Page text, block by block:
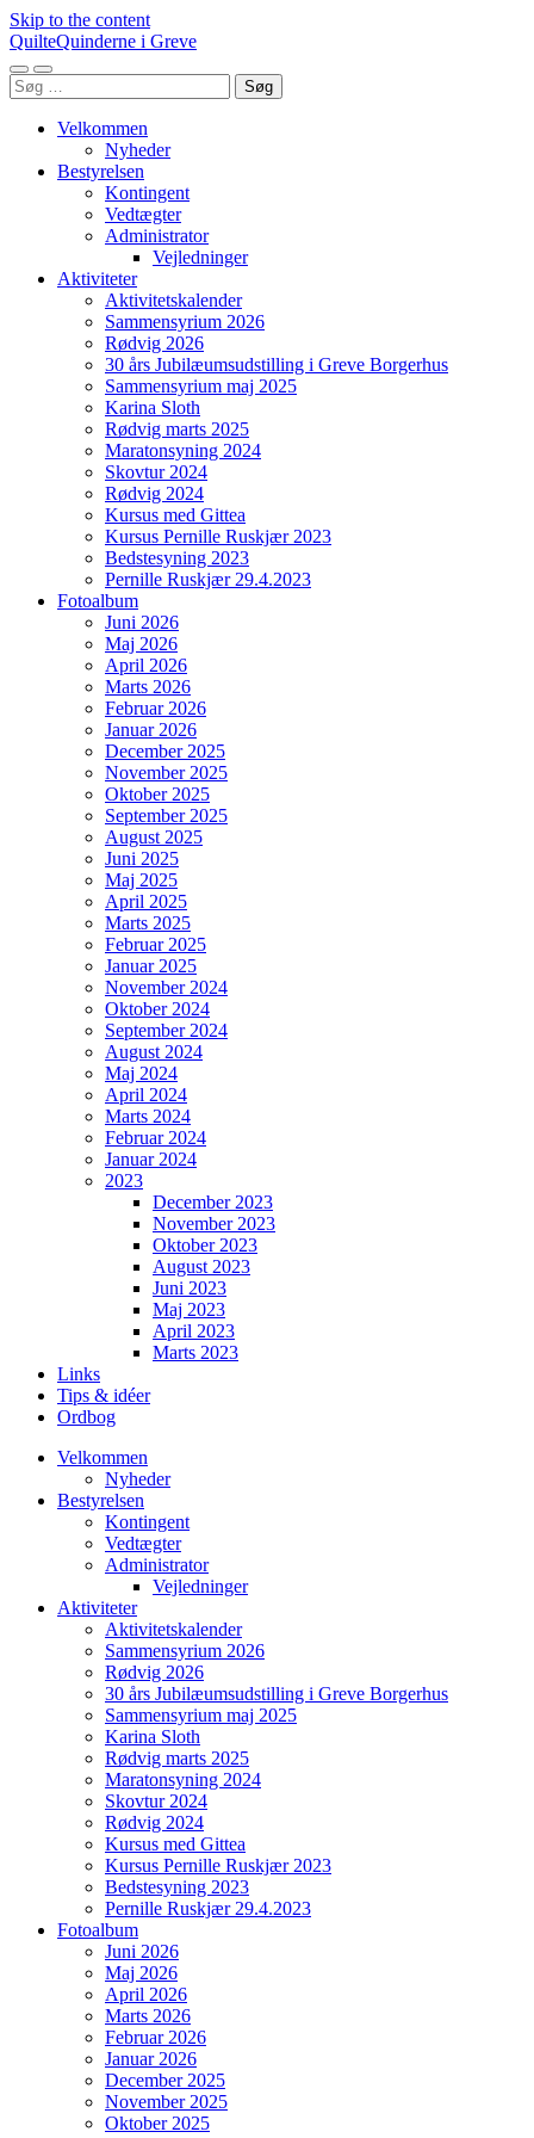
Skip to the content
QuilteQuinderne i Greve
Toggle
mobile
Toggle
search
Søg
efter:
Velkommen
Nyheder
Bestyrelsen
Kontingent
Vedtægter
Administrator
Vejledninger
Aktiviteter
Aktivitetskalender
Sammensyrium 2026
Rødvig 2026
30 års Jubilæumsudstilling i Greve Borgerhus
Sammensyrium maj 2025
Karina Sloth
Rødvig marts 2025
Maratonsyning 2024
Skovtur 2024
Rødvig 2024
Kursus med Gittea
Kursus Pernille Ruskjær 2023
Bedstesyning 2023
Pernille Ruskjær 29.4.2023
Fotoalbum
Juni 2026
Maj 2026
April 2026
Marts 2026
Februar 2026
Januar 2026
December 2025
November 2025
Oktober 2025
September 2025
August 2025
Juni 2025
Maj 2025
April 2025
Marts 2025
Februar 2025
Januar 2025
November 2024
Oktober 2024
September 2024
August 2024
Maj 2024
April 2024
Marts 2024
Februar 2024
Januar 2024
2023
December 2023
November 2023
Oktober 2023
August 2023
Juni 2023
Maj 2023
April 2023
Marts 2023
Links
Tips & idéer
Ordbog
Velkommen
Nyheder
Bestyrelsen
Kontingent
Vedtægter
Administrator
Vejledninger
Aktiviteter
Aktivitetskalender
Sammensyrium 2026
Rødvig 2026
30 års Jubilæumsudstilling i Greve Borgerhus
Sammensyrium maj 2025
Karina Sloth
Rødvig marts 2025
Maratonsyning 2024
Skovtur 2024
Rødvig 2024
Kursus med Gittea
Kursus Pernille Ruskjær 2023
Bedstesyning 2023
Pernille Ruskjær 29.4.2023
Fotoalbum
Juni 2026
Maj 2026
April 2026
Marts 2026
Februar 2026
Januar 2026
December 2025
November 2025
Oktober 2025